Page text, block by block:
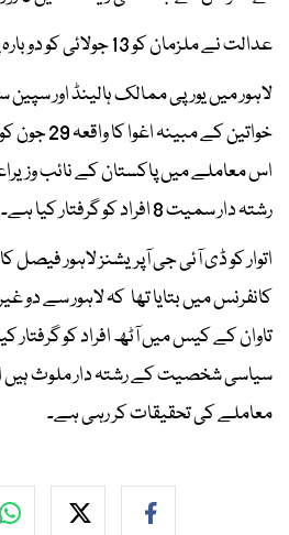
عدالت نے ملزمان کو 13 جولائی کو دوبارہ پیش کرنے کا حکم دے دیا۔
لاہور میں یورپی ممالک ہالینڈ اور
خواتین کے
اس معاملے میں پاکستان کے نائب
رشتہ دار سمیت 8 افراد کو گرفتار کیا ہے۔
اتوار کو ڈی آئی جی آپریشنز لاہور
کانفرنس میں بتایا تھا کہ لاہور سے دو
تاوان کے کیس میں آٹھ افراد کو گرفتار
سیاسی شخصیت کے رشتہ دار ملوث ہیں
معاملے کی تحقیقات کر رہی ہے۔